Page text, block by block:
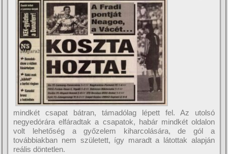
mindkét csapat bátran, támadólag lépett fel. Az utolsó
negyedórára elfáradtak a csapatok, habár mindkét oldalon
volt lehetőség a győzelem kiharcolására, de gól a
továbbiakban nem született, í­gy maradt a látottak alapján
reális döntetlen.